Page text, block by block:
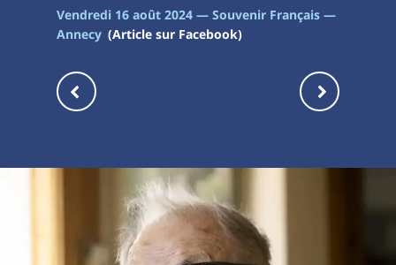
Vendredi 16 août 2024 — Souvenir Français —
Annecy (Article sur Facebook)